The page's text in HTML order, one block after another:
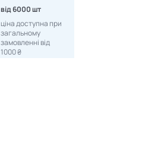
від 6000 шт
ціна доступна при
загальному
замовленні від
1000 ₴